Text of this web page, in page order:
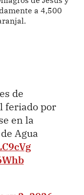
a 4,500
de
feriado por
en la
Agua